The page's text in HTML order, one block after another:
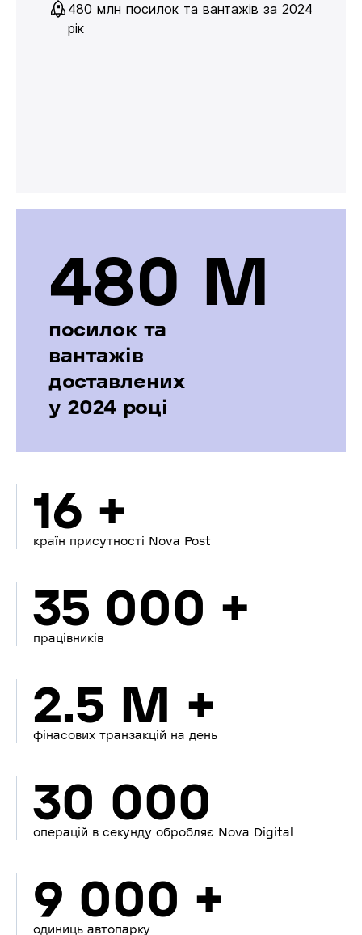
480 млн посилок та вантажів за 2024
рік
480 М
посилок та
вантажів
доставлених
у 2024 році
16 +
країн присутності Nova Post
35 000 +
працівників
2.5 M +
фінасових транзакцій на день
30 000
операцій в секунду обробляє Nova Digital
9 000 +
одиниць автопарку